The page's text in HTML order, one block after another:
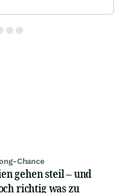
Chance
gehen steil – und
richtig was zu